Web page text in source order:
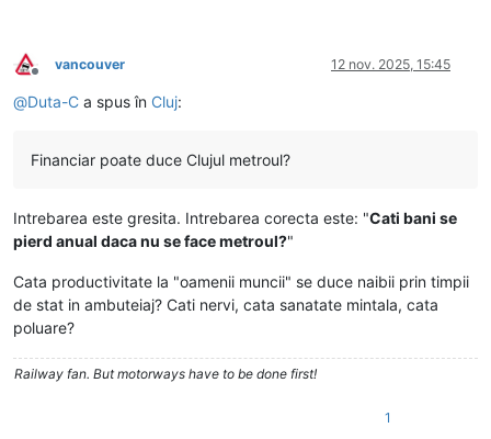
Deconectat
vancouver 12 nov. 2025, 15:45
@Duta-C a spus în Cluj:
Financiar poate duce Clujul metroul?
Intrebarea este gresita. Intrebarea corecta este: "Cati bani se
pierd anual daca nu se face metroul?"
Cata productivitate la "oamenii muncii" se duce naibii prin timpii
de stat in ambuteiaj? Cati nervi, cata sanatate mintala, cata
poluare?
Railway fan. But motorways have to be done first!
1